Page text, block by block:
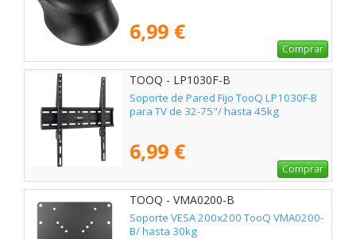
6,99 €
Comprar
TOOQ - LP1030F-B
Soporte de Pared Fijo TooQ LP1030F-B
para TV de 32-75"/ hasta 45kg
6,99 €
Comprar
TOOQ - VMA0200-B
Soporte VESA 200x200 TooQ VMA0200-
B/ hasta 30kg